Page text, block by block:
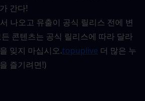
간다!
나오고 유출이 공식 릴리스 전에 변
콘텐츠는 공식 릴리스에 따라 달라
잊지 마십시오.topuplive 더 많은 누
즐기려면!)